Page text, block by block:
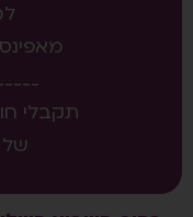
תקבלי
של